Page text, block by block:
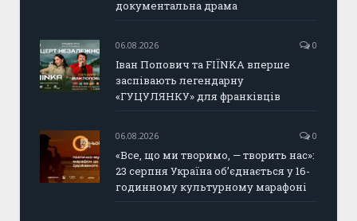
документальна драма
06.08.2026 0
Іван Попович та FIÏNKA вперше
заспівають легендарну
«ГУЦУЛЯНКУ» для франківців
06.08.2026 0
«Все, що ми творимо, — творить нас»:
23 серпня Україна об’єднається у 16-
годинному культурному марафоні